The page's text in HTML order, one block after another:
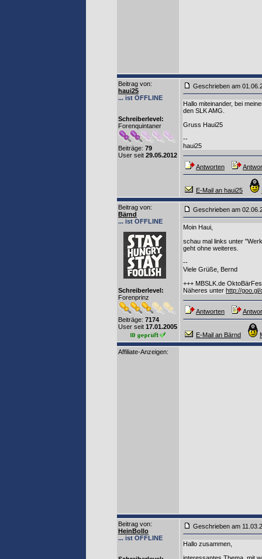
Beitrag von:
haui25
... ist OFFLINE
Schreiberlevel:
Forenquintaner
Beiträge: 79
User seit 29.05.2012
Geschrieben am
Hallo miteinander, bei
den SLK AMG.
Gruss Haui25
--
haui25
Antworten
E-Mail an haui25
Beitrag von:
Bärnd
... ist OFFLINE
Schreiberlevel:
Forenprinz
Beiträge: 7174
User seit 17.01.2005
Geschrieben am
Moin Haui,
schau mal links unter
geht ohne weiteres.
--
Viele Grüße, Bernd
+++ MBSLK.de
Näheres unter http://goo.gl/
Antworten
E-Mail an Bärnd
Affiliate-Anzeigen:
Beitrag von:
HeinBollo
... ist OFFLINE
Geschrieben am
Hallo zusammen,